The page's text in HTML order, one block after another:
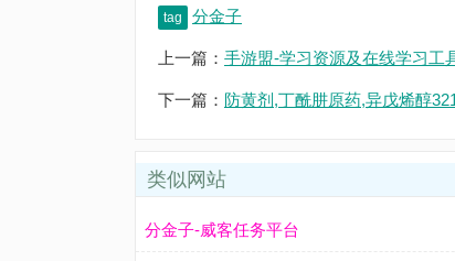
tag 分金子
上一篇： 手游盟-学习资源及在线学习工
下一篇： 防黄剂,丁酰肼原药,异戊烯醇
类似网站
分金子-威客任务平台